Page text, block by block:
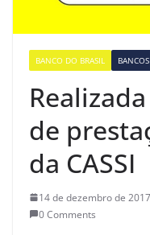
BANCO DO BRASIL BANCOS
de
da CASSI
14 de dezembro de 2017
0 Comments